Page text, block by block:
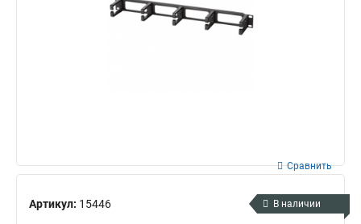
Артикул: 15446
Сравнить
В наличии